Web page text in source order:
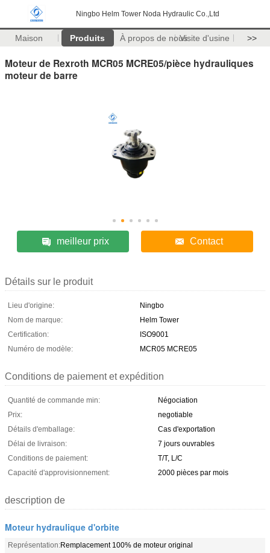
Ningbo Helm Tower Noda Hydraulic Co.,Ltd
Maison Produits À propos de nousVisite d'usine >>
Moteur de Rexroth MCR05 MCRE05/pièce hydrauliques
moteur de barre
meilleur prix Contact
Détails sur le produit
Lieu d'origine:
Ningbo
Nom de marque:
Helm Tower
Certification:
ISO9001
Numéro de modèle:
MCR05 MCRE05
Conditions de paiement et expédition
Quantité de commande min:
Négociation
Prix:
negotiable
Détails d'emballage:
Cas d'exportation
Délai de livraison:
7 jours ouvrables
Conditions de paiement:
T/T, L/C
Capacité d'approvisionnement:
2000 pièces par mois
description de
Moteur hydraulique d'orbite
Représentation:Remplacement 100% de moteur original